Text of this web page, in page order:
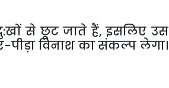
से छूट जाते हैं, इसलिए उस
पीड़ा विनाश का संकल्प लेगा।